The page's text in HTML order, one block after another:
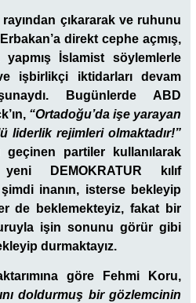
çıkararak ve ruhunu
direkt cephe açmış,
İslamist söylemlerle
işbirlikçi iktidarları devam
Bugünlerde ABD
“Ortadoğu’da işe yarayan
liderlik rejimleri olmaktadır!”
partiler kullanılarak
DEMOKRATUR kılıf
şimdi inanın, isterse bekleyip
de beklemekteyiz, fakat bir
işin sonunu görür gibi
durmaktayız.
göre Fehmi Koru,
doldurmuş bir gözlemcinin